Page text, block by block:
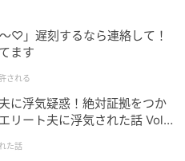
い場所や周辺にお店があ
よりも、スーパーマーケ
方が経済的に優しいと思
グを敷くと良いです。
♡」遅刻するなら連絡して！
ます
される
に浮気疑惑！絶対証拠をつか
リート夫に浮気された話 Vol.
た話